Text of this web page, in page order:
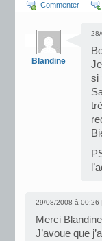
Commenter
Blandine
si
29/08/2008 à 00:26 |
Merci
J’avoue que